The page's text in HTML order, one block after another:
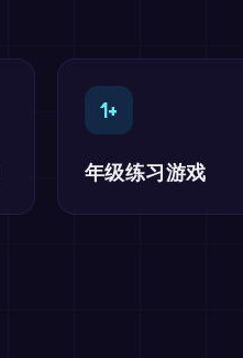
1+
年级练习游戏